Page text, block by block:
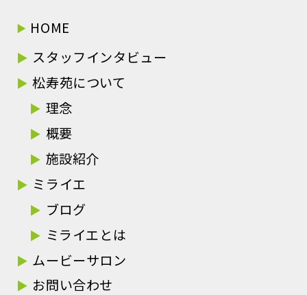
HOME
スタッフインタビュー
松寿苑について
理念
概要
施設紹介
ミライエ
ブログ
ミライエとは
ムービーサロン
お問い合わせ